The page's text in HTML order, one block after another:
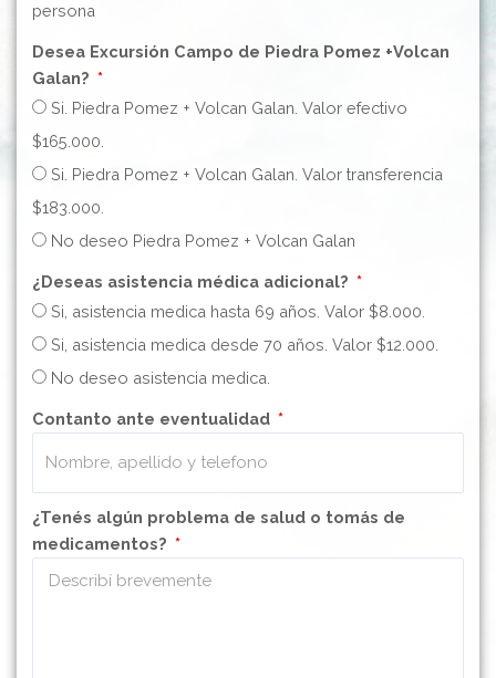
persona
Desea Excursión Campo de Piedra Pomez +Volcan
Galan?
Si. Piedra Pomez + Volcan Galan. Valor efectivo
$165.000.
Si. Piedra Pomez + Volcan Galan. Valor transferencia
$183.000.
No deseo Piedra Pomez + Volcan Galan
¿Deseas asistencia médica adicional?
Si, asistencia medica hasta 69 años. Valor $8.000.
Si, asistencia medica desde 70 años. Valor $12.000.
No deseo asistencia medica.
Contanto ante eventualidad
¿Tenés algún problema de salud o tomás de
medicamentos?